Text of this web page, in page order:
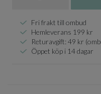
Fri frakt till ombud
Hemleverans 199 kr
Returavgift: 49 kr
Öppet köp i 14 dagar